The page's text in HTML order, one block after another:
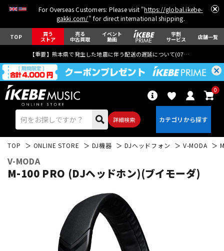
For Overseas Customers: Please visit "https://global.ikebe-
gakki.com/" for direct international shipping.
TOP 買う
ストア
売る
中古買取
イベント
動画
学割
サービス 店舗一覧
【重要】熊本県で発生した地震に伴う配送の遅延について(07月29日
詳細検索
0
エレキギター
ベース
TOP ONLINE STORE DJ機器 DJヘッドフォン V-MODA
V-MODA
M-100 PRO (DJヘッドホン)(ブイモーダ)